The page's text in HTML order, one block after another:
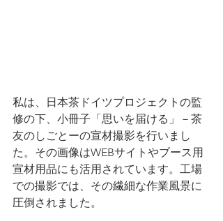
私は、日本茶ドイツプロジェクトの監
修の下、小冊子「思いを届ける」－茶
友のしごとーの宣材撮影を行いまし
た。その画像はWEBサイトやブース用
宣材用品にも活用されています。工場
での撮影では、その繊細な作業風景に
圧倒されました。